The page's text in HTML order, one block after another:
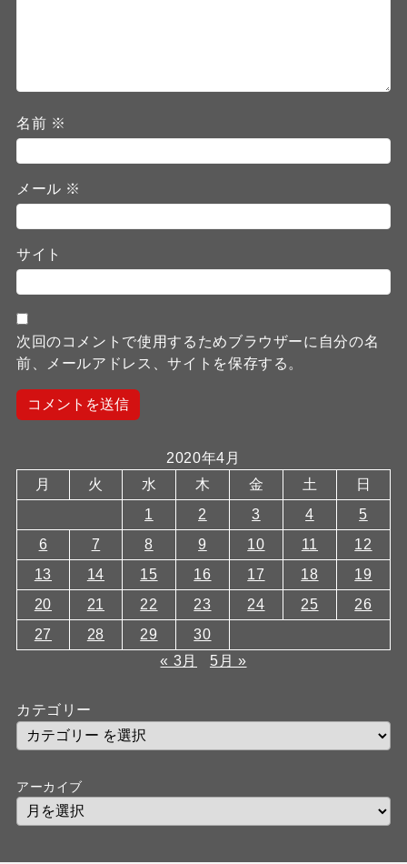
名前 ※
メール ※
サイト
次回のコメントで使用するためブラウザーに自分の名
前、メールアドレス、サイトを保存する。
2020年4月
月
火 水 木 金 土
日
1
2 3 4
5
6
7 8 9 10 11
12
13
14 15 16 17 18
19
20
21 22 23 24 25
26
27
28 29
30
« 3月
5月 »
カテゴリー
アーカイブ